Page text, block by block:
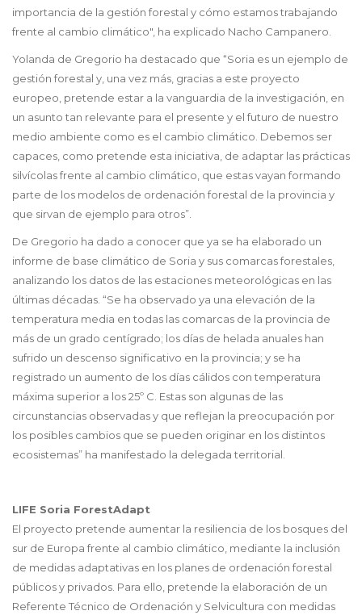
importancia de la gestión forestal y cómo estamos trabajando
frente al cambio climático", ha explicado Nacho Campanero.
Yolanda de Gregorio ha destacado que “Soria es un ejemplo de
gestión forestal y, una vez más, gracias a este proyecto
europeo, pretende estar a la vanguardia de la investigación, en
un asunto tan relevante para el presente y el futuro de nuestro
medio ambiente como es el cambio climático. Debemos ser
capaces, como pretende esta iniciativa, de adaptar las prácticas
silvícolas frente al cambio climático, que estas vayan formando
parte de los modelos de ordenación forestal de la provincia y
que sirvan de ejemplo para otros”.
De Gregorio ha dado a conocer que ya se ha elaborado un
informe de base climático de Soria y sus comarcas forestales,
analizando los datos de las estaciones meteorológicas en las
últimas décadas. “Se ha observado ya una elevación de la
temperatura media en todas las comarcas de la provincia de
más de un grado centígrado; los días de helada anuales han
sufrido un descenso significativo en la provincia; y se ha
registrado un aumento de los días cálidos con temperatura
máxima superior a los 25º C. Estas son algunas de las
circunstancias observadas y que reflejan la preocupación por
los posibles cambios que se pueden originar en los distintos
ecosistemas” ha manifestado la delegada territorial.
LIFE Soria ForestAdapt
El proyecto pretende aumentar la resiliencia de los bosques del
sur de Europa frente al cambio climático, mediante la inclusión
de medidas adaptativas en los planes de ordenación forestal
públicos y privados. Para ello, pretende la elaboración de un
Referente Técnico de Ordenación y Selvicultura con medidas